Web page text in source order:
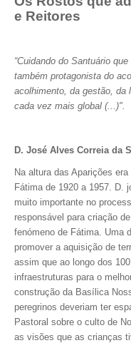
e Reitores
“Cuidando do Santuário
também protagonista do
acolhimento, da gestão, da
cada vez mais global (...)".
D. José Alves Correia da
Na altura das Aparições
Fátima de 1920 a 1957. D.
muito importante no
responsável para criação
fenómeno de Fátima. Uma
promover a aquisição de
assim que ao longo dos
infraestruturas para o
construção da Basílica
peregrinos deveriam ter
Pastoral sobre o culto de
as visões que as crianças